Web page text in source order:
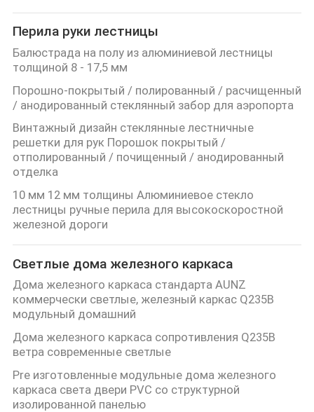
Перила руки лестницы
Балюстрада на полу из алюминиевой лестницы
толщиной 8 - 17,5 мм
Порошно-покрытый / полированный / расчищенный
/ анодированный стеклянный забор для аэропорта
Винтажный дизайн стеклянные лестничные
решетки для рук Порошок покрытый /
отполированный / почищенный / анодированный
отделка
10 мм 12 мм толщины Алюминиевое стекло
лестницы ручные перила для высокоскоростной
железной дороги
Светлые дома железного каркаса
Дома железного каркаса стандарта AUNZ
коммерчески светлые, железный каркас Q235B
модульный домашний
Дома железного каркаса сопротивления Q235B
ветра современные светлые
Pre изготовленные модульные дома железного
каркаса света двери PVC со структурной
изолированной панелью